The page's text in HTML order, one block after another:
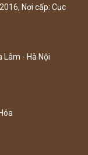
Nơi cấp: Cục
Lâm - Hà Nội